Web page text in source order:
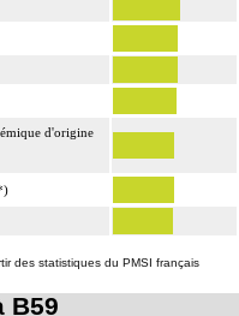
d'origine
des statistiques du PMSI français
B59